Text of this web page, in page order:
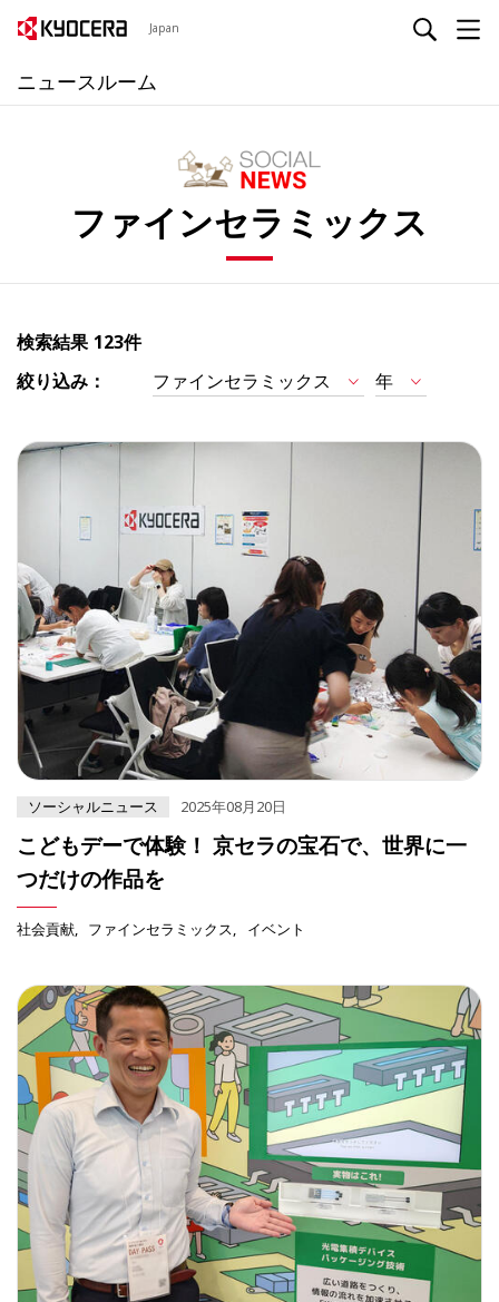
Japan
ニュースルーム
ファインセラミックス
検索結果 123件
絞り込み：
ファインセラミックス 年
ソーシャルニュース 2025年08月20日
こどもデーで体験！ 京セラの宝石で、世界に一
つだけの作品を
社会貢献 ファインセラミックス イベント